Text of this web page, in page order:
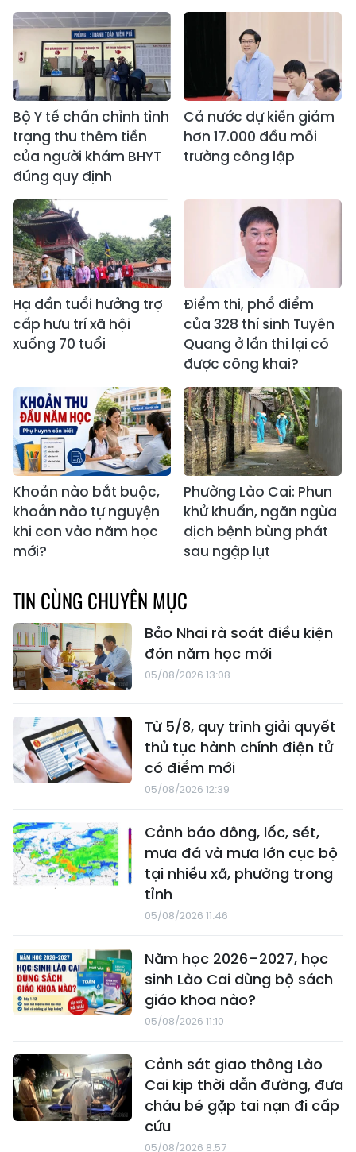
Bộ Y tế chấn chỉnh tình
trạng thu thêm tiền
của người khám BHYT
đúng quy định
Cả nước dự kiến giảm
hơn 17.000 đầu mối
trường công lập
Hạ dần tuổi hưởng trợ
cấp hưu trí xã hội
xuống 70 tuổi
Điểm thi, phổ điểm
của 328 thí sinh Tuyên
Quang ở lần thi lại có
được công khai?
Khoản nào bắt buộc,
khoản nào tự nguyện
khi con vào năm học
mới?
Phường Lào Cai: Phun
khử khuẩn, ngăn ngừa
dịch bệnh bùng phát
sau ngập lụt
TIN CÙNG CHUYÊN MỤC
Bảo Nhai rà soát điều kiện
đón năm học mới
05/08/2026 13:08
Từ 5/8, quy trình giải quyết
thủ tục hành chính điện tử
có điểm mới
05/08/2026 12:39
Cảnh báo dông, lốc, sét,
mưa đá và mưa lớn cục bộ
tại nhiều xã, phường trong
tỉnh
05/08/2026 11:46
Năm học 2026–2027, học
sinh Lào Cai dùng bộ sách
giáo khoa nào?
05/08/2026 11:10
Cảnh sát giao thông Lào
Cai kịp thời dẫn đường, đưa
cháu bé gặp tai nạn đi cấp
cứu
05/08/2026 8:57